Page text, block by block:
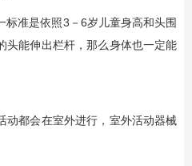
标准是依照3－6岁儿童身高和头围
头能伸出栏杆，那么身体也一定能
动都会在室外进行，室外活动器械